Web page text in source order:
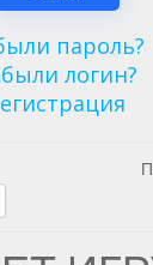
пароль?
логин?